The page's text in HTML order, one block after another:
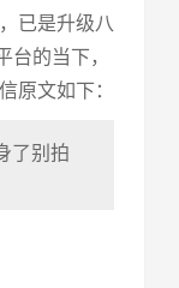
已是升级八
的当下，
原文如下：
了别拍